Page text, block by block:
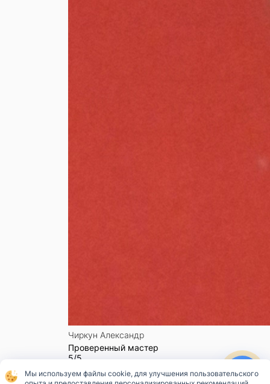
Чиркун Александр
Проверенный мастер
5/5
Хочу поблагодарить Александра за отличную
Мы используем файлы cookie, для улучшения пользовательского